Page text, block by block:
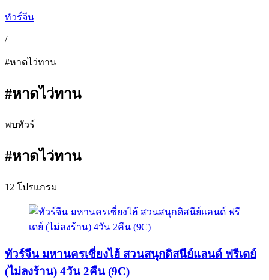
ทัวร์จีน
/
#หาดไว่ทาน
#หาดไว่ทาน
พบทัวร์
#หาดไว่ทาน
12 โปรแกรม
ทัวร์จีน มหานครเซี่ยงไฮ้ สวนสนุกดิสนีย์แลนด์ ฟรีเดย์
(ไม่ลงร้าน) 4วัน 2คืน (9C)